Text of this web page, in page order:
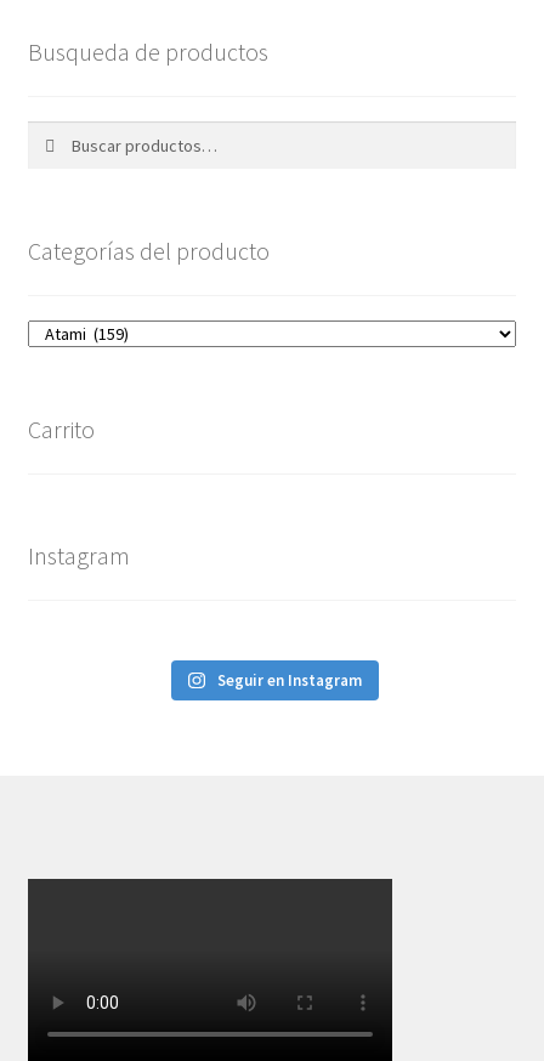
Busqueda de productos
Categorías del producto
Carrito
Instagram
Seguir en Instagram